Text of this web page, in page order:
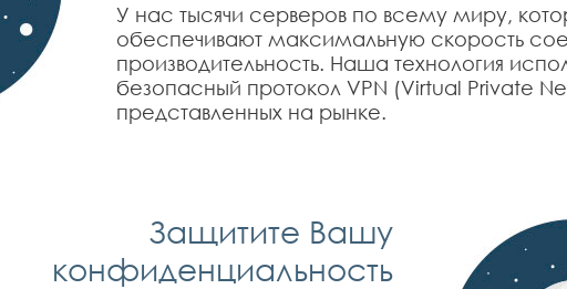
У нас тысячи серверов по всему миру,
обеспечивают максимальную скорость
производительность. Наша технология
безопасный протокол VPN (Virtual Private
представленных на рынке.
Защитите Вашу
конфиденциальность